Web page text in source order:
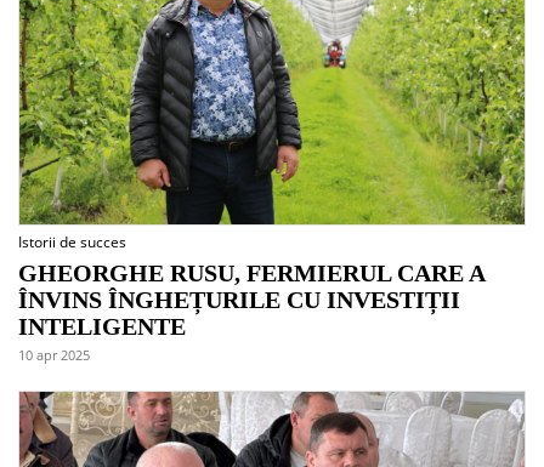
Istorii de succes
GHEORGHE RUSU, FERMIERUL CARE A
ÎNVINS ÎNGHEȚURILE CU INVESTIȚII
INTELIGENTE
10 apr 2025